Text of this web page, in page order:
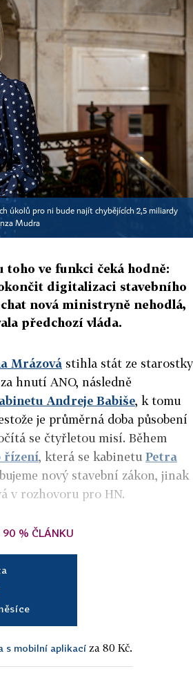
úkolů pro ni bude najít chybějících 2,5 miliardy
Mudra
ve funkci čeká hodně:
digitalizaci stavebního
nová ministryně nehodlá,
předchozí vláda.
Mrázová stihla stát ze starostky
hnutí ANO, následně
Andreje Babiše, k tomu
je průměrná doba působení
se čtyřletou misí. Během
řízení, která se kabinetu Petra
nový stavební zákon, jinak
v rozhovoru pro HN.
90 % ČLÁNKU
s mobilní aplikací za 80 Kč.